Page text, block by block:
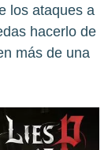
los ataques a
hacerlo de
más de una